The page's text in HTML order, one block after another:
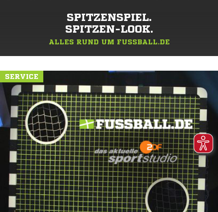
SPITZENSPIEL.
SPITZEN-LOOK.
ALLES RUND UM FUSSBALL.DE
SERVICE